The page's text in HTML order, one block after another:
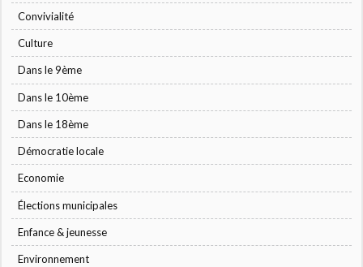
Convivialité
Culture
Dans le 9ème
Dans le 10ème
Dans le 18ème
Démocratie locale
Economie
Élections municipales
Enfance & jeunesse
Environnement